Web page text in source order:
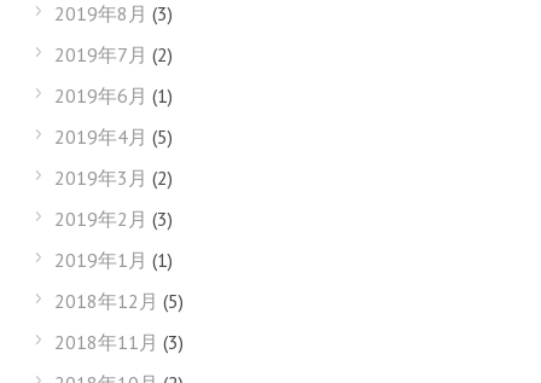
2019年8月 (3)
2019年7月 (2)
2019年6月 (1)
2019年4月 (5)
2019年3月 (2)
2019年2月 (3)
2019年1月 (1)
2018年12月 (5)
2018年11月 (3)